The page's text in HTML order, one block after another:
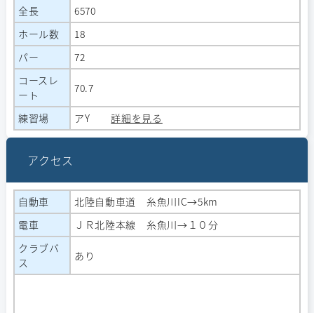
全長
6570
ホール数
18
パー
72
コースレ
ート
70.7
練習場 アY 詳細を見る
アクセス
自動車
北陸自動車道 糸魚川IC→5km
電車
ＪＲ北陸本線 糸魚川→１０分
クラブバ
ス
あり